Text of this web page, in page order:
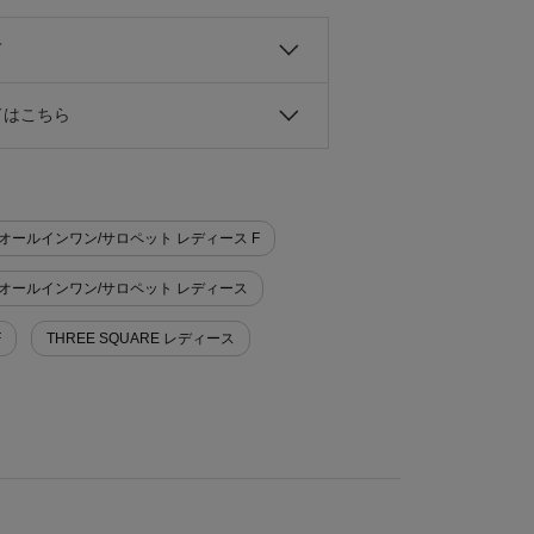
こちら
ールインワン/サロペット レディース F
ールインワン/サロペット レディース
THREE SQUARE レディース